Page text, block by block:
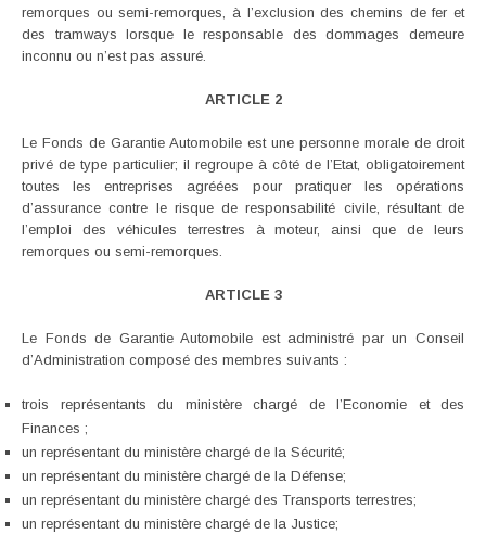
remorques ou semi-remorques, à l’exclusion des chemins de fer et
des tramways lorsque le responsable des dommages demeure
inconnu ou n’est pas assuré.
ARTICLE 2
Le Fonds de Garantie Automobile est une personne morale de droit
privé de type particulier; il regroupe à côté de l’Etat, obligatoirement
toutes les entreprises agréées pour pratiquer les opérations
d’assurance contre le risque de responsabilité civile, résultant de
l’emploi des véhicules terrestres à moteur, ainsi que de leurs
remorques ou semi-remorques.
ARTICLE 3
Le Fonds de Garantie Automobile est administré par un Conseil
d’Administration composé des membres suivants :
trois représentants du ministère chargé de l’Economie et des
Finances ;
un représentant du ministère chargé de la Sécurité;
un représentant du ministère chargé de la Défense;
un représentant du ministère chargé des Transports terrestres;
un représentant du ministère chargé de la Justice;